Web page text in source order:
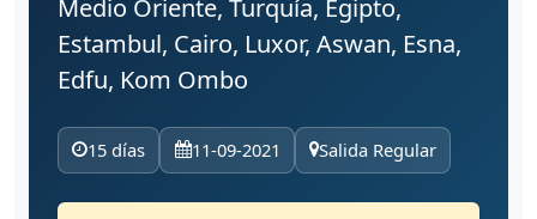
Medio Oriente, Turquía, Egipto,
Estambul, Cairo, Luxor, Aswan, Esna,
Edfu, Kom Ombo
15 días 11-09-2021 Salida Regular